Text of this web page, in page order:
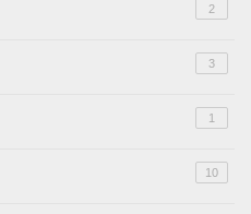
2
3
1
10